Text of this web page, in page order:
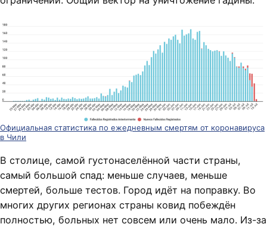
Официальная статистика по ежедневным смертям от коронавируса
в Чили
В столице, самой густонаселённой части страны,
самый большой спад: меньше случаев, меньше
смертей, больше тестов. Город идёт на поправку. Во
многих других регионах страны ковид побеждён
полностью, больных нет совсем или очень мало. Из-за